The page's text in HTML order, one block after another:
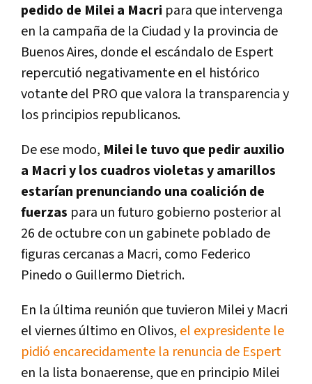
pedido de Milei a Macri para que intervenga
en la campaña de la Ciudad y la provincia de
Buenos Aires, donde el escándalo de Espert
repercutió negativamente en el histórico
votante del PRO que valora la transparencia y
los principios republicanos.
De ese modo, Milei le tuvo que pedir auxilio
a Macri y los cuadros violetas y amarillos
estarían prenunciando una coalición de
fuerzas para un futuro gobierno posterior al
26 de octubre con un gabinete poblado de
figuras cercanas a Macri, como Federico
Pinedo o Guillermo Dietrich.
En la última reunión que tuvieron Milei y Macri
el viernes último en Olivos, el expresidente le
pidió encarecidamente la renuncia de Espert
en la lista bonaerense, que en principio Milei